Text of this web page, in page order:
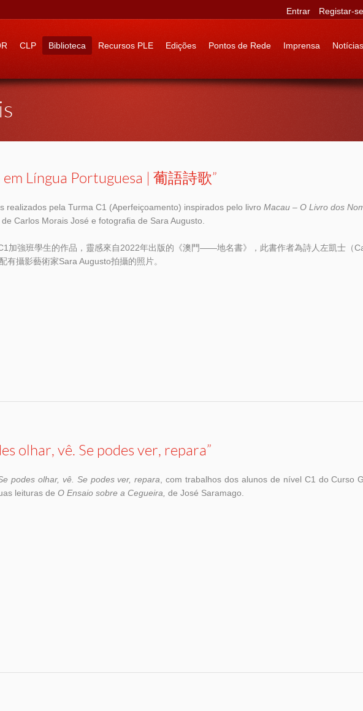
CLP Biblioteca Recursos PLE Edições Pontos de Rede Imprensa Notícias
Entrar Registar-se
em Língua Portuguesa | 葡語詩歌”
realizados pela Turma C1 (Aperfeiçoamento) inspirados pelo livroMacau – O Livro dos
Carlos Morais José e fotografia de Sara Augusto.
加強班學生的作品，靈感來自2022年出版的《澳門——地名書》，此書作者為詩人左凱士（
有攝影藝術家Sara Augusto拍攝的照片。
olhar, vê. Se podes ver, repara”
podes olhar, vê. Se podes ver, repara , com trabalhos dos alunos de nível C1 do Curso
leituras de O Ensaio sobre a Cegueira,de José Saramago.